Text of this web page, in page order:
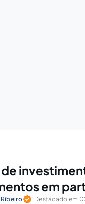
de
em
Ribeiro Destacado em